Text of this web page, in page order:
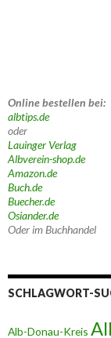
Online bestellen bei:
albtips.de
oder
Lauinger Verlag
Albverein-shop.de
Amazon.de
Buch.de
Buecher.de
Osiander.de
Oder im Buchhandel
SCHLAGWORT-
Alb-Donau-Kreis